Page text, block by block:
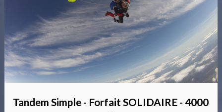
Tandem Simple - Forfait SOLIDAIRE - 4000